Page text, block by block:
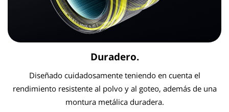
Duradero.
Diseñado cuidadosamente teniendo en cuenta el
rendimiento resistente al polvo y al goteo, además de una
montura metálica duradera.